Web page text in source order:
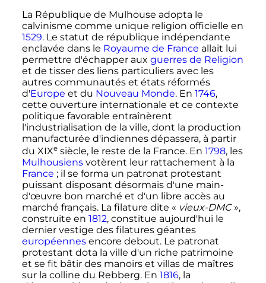
La République de Mulhouse adopta le
calvinisme comme unique religion officielle en
1529. Le statut de république indépendante
enclavée dans le Royaume de France allait lui
permettre d'échapper aux guerres de Religion
et de tisser des liens particuliers avec les
autres communautés et états réformés
d'Europe et du Nouveau Monde. En 1746,
cette ouverture internationale et ce contexte
politique favorable entraînèrent
l'industrialisation de la ville, dont la production
manufacturée d'indiennes dépassera, à partir
du XIXe siècle, le reste de la France. En 1798, les
Mulhousiensvotèrent leur rattachement à la
France ; il se forma un patronat protestant
puissant disposant désormais d'une main-
d'œuvre bon marché et d'un libre accès au
marché français. La filature dite « vieux-DMC »,
construite en 1812, constitue aujourd'hui le
dernier vestige des filatures géantes
européennesencore debout. Le patronat
protestant dota la ville d'un riche patrimoine
et se fit bâtir des manoirs et villas de maîtres
sur la colline du Rebberg. En 1816, la